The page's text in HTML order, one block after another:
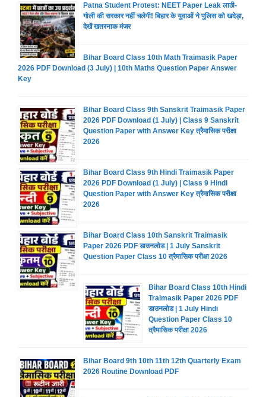
Patna Student Protest: NEET Paper Leak लाठी-
गोली की सरकार नहीं चलेगी! बिहार के युवाओं ने पुलिस को खदेड़ा,
देखें खतरनाक मंजर
Bihar Board Class 10th Math Traimasik Paper
2026 PDF Download (3 July) | 10th Maths Question Paper Answer
Key
Bihar Board Class 9th Sanskrit Traimasik Paper
2026 PDF Download (1 July) | Class 9 Sanskrit
Question Paper with Answer Key त्रैमासिक परीक्षा
2026
Bihar Board Class 9th Hindi Traimasik Paper
2026 PDF Download (1 July) | Class 9 Hindi
Question Paper with Answer Key त्रैमासिक परीक्षा
2026
Bihar Board Class 10th Sanskrit Traimasik
Paper 2026 PDF डाउनलोड | 1 July Sanskrit
Question Paper Class 10 त्रैमासिक परीक्षा 2026
Bihar Board Class 10th Hindi
Traimasik Paper 2026 PDF
डाउनलोड | 1 July Hindi
Question Paper Class 10
त्रैमासिक परीक्षा 2026
Bihar Board 9th 10th 11th 12th Quarterly Exam
2026 Routine Download PDF